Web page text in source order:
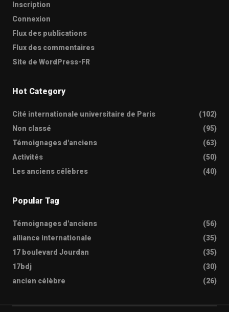
Inscription
Connexion
Flux des publications
Flux des commentaires
Site de WordPress-FR
Hot Category
Cité internationale universitaire de Paris
(102)
Non classé
(95)
Témoignages d'anciens
(63)
Activités
(50)
Les anciens célèbres
(40)
Popular Tag
Témoignages d'anciens
(56)
alliance internationale
(35)
17 boulevard Jourdan
(35)
17bdj
(30)
ancien célèbre
(26)